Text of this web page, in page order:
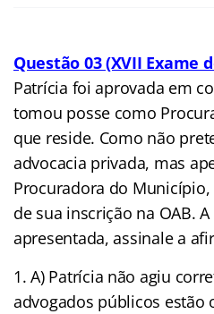
Questão 03 (XVII Exame
Patrícia foi aprovada em
tomou posse como
que reside. Como não
advocacia privada, mas
Procuradora do
de sua inscrição na OAB.
apresentada, assinale a
A) Patrícia não agiu
advogados públicos estão